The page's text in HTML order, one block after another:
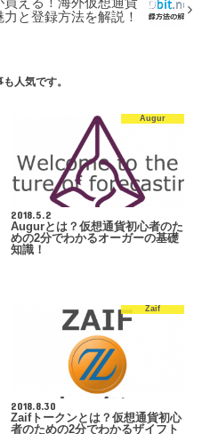
える！海外仮想通貨
と登録方法を解説！
人気です。
Augur
2018.5.2
Augurとは？仮想通貨初心者のた
めの2分でわかるオーガーの基礎
知識！
Zaif
2018.8.30
Zaifトークンとは？仮想通貨初心
者のための2分でわかるザイフト